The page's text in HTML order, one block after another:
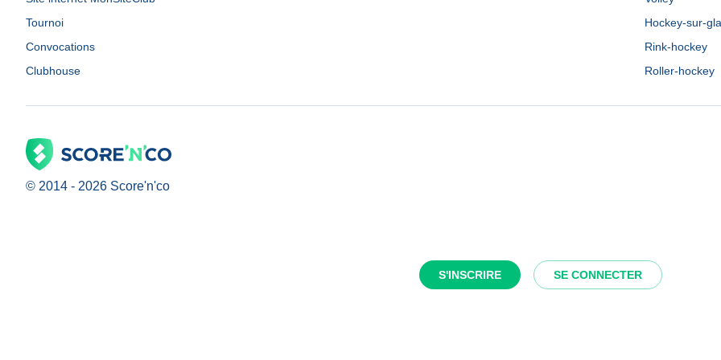
S'INSCRIRE SE CONNECTER
Tournoi
Convocations
Clubhouse
Hockey-sur-
Rink-hockey
Roller-hockey
© 2014 - 2026 Score'n'co